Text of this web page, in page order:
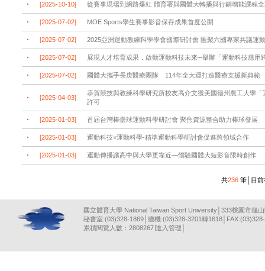
[2025-10-10] 從賽事現場到網路爆紅 體育署與國體大轉播與行銷增能課程
[2025-07-02] MOE Sports學生賽事影音保存成果首度公開
[2025-07-02] 2025亞洲運動教練科學學會國際研討會 匯聚六國專家共議運
[2025-07-02] 展現人才培育成果，啟動運動科技未來─舉辦「運動科技應用
[2025-07-02] 國體大攜手長庚醫療團隊 114年全大運打造醫療支援新典範
[2025-04-03]
恭賀競技與教練科學研究所校友高介文獲美國德州農工大學
許可
[2025-01-03] 首屆台灣棒壘球運動科學研討會 聚焦資源整合助力棒球發展
[2025-01-03] 運動科技×運動科學-精準運動科學研討會促進跨領域合作
[2025-01-03] 運動傳播讓高中與大學更靠近—體驗國體大短影音限時創作
共236 筆│目前
國立體育大學 National Taiwan Sport University│333桃園市龜
秘書室:(03)328-1869│總機:(03)328-3201轉
累積閱覽人數：2808267∣ 進入管理